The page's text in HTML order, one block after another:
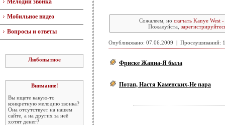
Мелодии звонка
Мобильное видео
Вопросы и ответы
Любопытное
Внимание!
Вы ищете какую-то
конкретную мелодию звонка?
Она отсутствует на нашем
сайте, а на других за неё
хотят денег?
Сожалеем, но скачать Kanye West
Пожалуйста,
Опубликовано: 07.06.2009 | Прослушиваний:
Фриске Жанна-Я была
Потап, Настя Каменских-Не пара